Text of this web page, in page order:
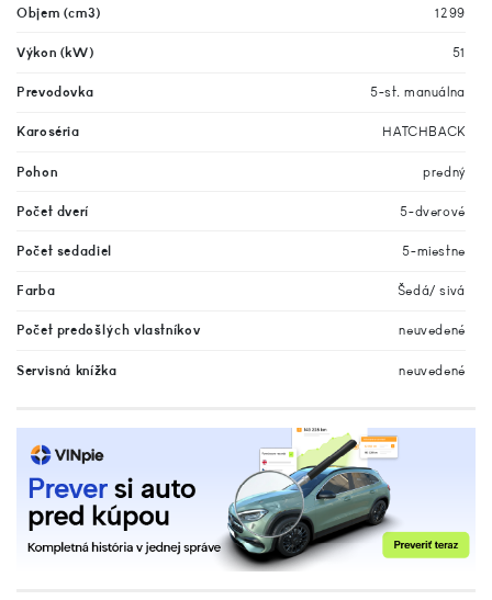
Objem (cm3) 1299
Výkon (kW) 51
Prevodovka 5-st. manuálna
Karoséria HATCHBACK
Pohon predný
Počet dverí 5-dverové
Počet sedadiel 5-miestne
Farba Šedá/ sivá
Počet predošlých vlastníkov neuvedené
Servisná knížka neuvedené